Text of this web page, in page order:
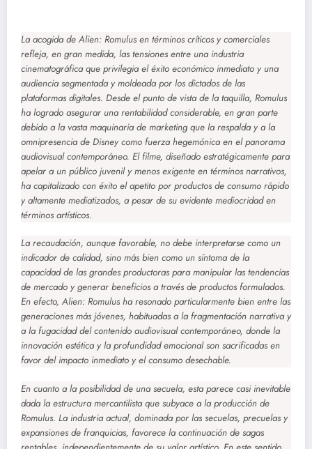
La acogida de Alien: Romulus en términos críticos y comerciales
refleja, en gran medida, las tensiones entre una industria
cinematográfica que privilegia el éxito económico inmediato y una
audiencia segmentada y moldeada por los dictados de las
plataformas digitales. Desde el punto de vista de la taquilla, Romulus
ha logrado asegurar una rentabilidad considerable, en gran parte
debido a la vasta maquinaria de marketing que la respalda y a la
omnipresencia de Disney como fuerza hegemónica en el panorama
audiovisual contemporáneo. El filme, diseñado estratégicamente para
apelar a un público juvenil y menos exigente en términos narrativos,
ha capitalizado con éxito el apetito por productos de consumo rápido
y altamente mediatizados, a pesar de su evidente mediocridad en
términos artísticos.
La recaudación, aunque favorable, no debe interpretarse como un
indicador de calidad, sino más bien como un síntoma de la
capacidad de las grandes productoras para manipular las tendencias
de mercado y generar beneficios a través de productos formulados.
En efecto, Alien: Romulus ha resonado particularmente bien entre las
generaciones más jóvenes, habituadas a la fragmentación narrativa y
a la fugacidad del contenido audiovisual contemporáneo, donde la
innovación estética y la profundidad emocional son sacrificadas en
favor del impacto inmediato y el consumo desechable.
En cuanto a la posibilidad de una secuela, esta parece casi inevitable
dada la estructura mercantilista que subyace a la producción de
Romulus. La industria actual, dominada por las secuelas, precuelas y
expansiones de franquicias, favorece la continuación de sagas